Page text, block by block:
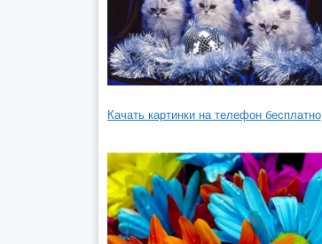
Качать картинки на телефон бесплатно